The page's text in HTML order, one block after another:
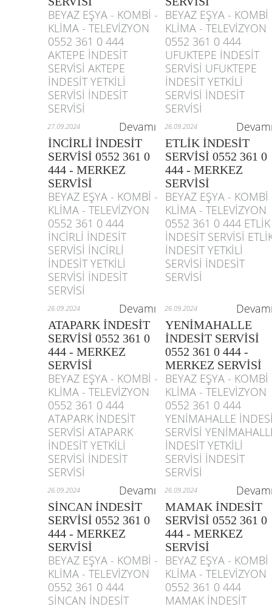
BEYAZ EŞYA - KOMBİ -
KLİMA - TELEVİZYON
0552 361 0 444
AKTEPE İNDESİT
SERVİSİ AKTEPE
İNDESİT YETKİLİ
SERVİSİ İNDESİT
SERVİSİ
BEYAZ EŞYA - KOMBİ
KLİMA - TELEVİZYON
0552 361 0 444
UFUKTEPE İNDESİT
SERVİSİ UFUKTEPE
İNDESİT YETKİLİ
SERVİSİ İNDESİT
SERVİSİ
27.09.2024 Devamı 26.09.2024
İNCİRLİ İNDESİT
SERVİSİ 0552 361 0
444 - MERKEZ
SERVİSİ
ETLİK İNDESİT
SERVİSİ 0552 361 0
444 - MERKEZ
SERVİSİ
BEYAZ EŞYA - KOMBİ -
KLİMA - TELEVİZYON
0552 361 0 444
İNCİRLİ İNDESİT
SERVİSİ İNCİRLİ
İNDESİT YETKİLİ
SERVİSİ İNDESİT
SERVİSİ
BEYAZ EŞYA - KOMBİ
KLİMA - TELEVİZYON
0552 361 0 444 ETLİK
İNDESİT SERVİSİ
İNDESİT YETKİLİ
SERVİSİ İNDESİT
SERVİSİ
26.09.2024 Devamı 26.09.2024
ATAPARK İNDESİT
SERVİSİ 0552 361 0
444 - MERKEZ
SERVİSİ
YENİMAHALLE
İNDESİT SERVİSİ
0552 361 0 444 -
MERKEZ SERVİSİ
BEYAZ EŞYA - KOMBİ -
KLİMA - TELEVİZYON
0552 361 0 444
ATAPARK İNDESİT
SERVİSİ ATAPARK
İNDESİT YETKİLİ
SERVİSİ İNDESİT
SERVİSİ
BEYAZ EŞYA - KOMBİ
KLİMA - TELEVİZYON
0552 361 0 444
YENİMAHALLE
SERVİSİ
İNDESİT YETKİLİ
SERVİSİ İNDESİT
SERVİSİ
26.09.2024 Devamı 26.09.2024
SİNCAN İNDESİT
SERVİSİ 0552 361 0
444 - MERKEZ
SERVİSİ
MAMAK İNDESİT
SERVİSİ 0552 361 0
444 - MERKEZ
SERVİSİ
BEYAZ EŞYA - KOMBİ -
KLİMA - TELEVİZYON
0552 361 0 444
SİNCAN İNDESİT
BEYAZ EŞYA - KOMBİ
KLİMA - TELEVİZYON
0552 361 0 444
MAMAK İNDESİT